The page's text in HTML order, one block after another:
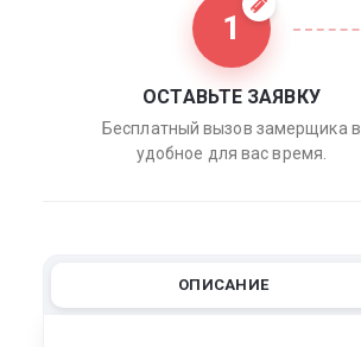
1
ОСТАВЬТЕ ЗАЯВКУ
Бесплатный вызов замерщика в
удобное для вас время.
ОПИСАНИЕ